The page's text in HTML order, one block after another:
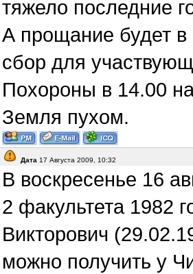
тяжело последние
А прощание будет
сбор для
Похороны в 14.00
Земля пухом.
Дата 17 Августа 2009, 10:32
В воскресенье 16
2 факультета 1982
Викторович
можно получить у